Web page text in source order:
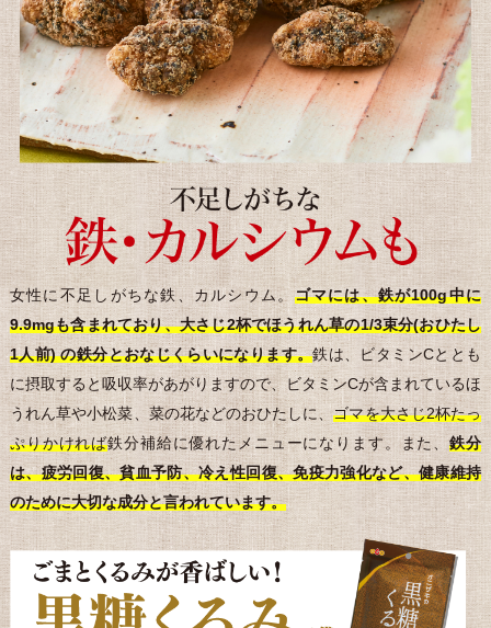
女性に不足しがちな鉄、カルシウム。 ゴマには、鉄が100g中に
9.9mgも含まれており、大さじ2杯でほうれん草の1/3束分(おひたし
1人前) の鉄分とおなじくらいになります。鉄は、ビタミンCととも
に摂取すると吸収率があがりますので、ビタミンCが含まれているほ
うれん草や小松菜、菜の花などのおひたしに、ゴマを大さじ2杯たっ
ぷりかければ鉄分補給に優れたメニューになります。また、鉄分
は、疲労回復、貧血予防、冷え性回復、免疫力強化など、健康維持
のために大切な成分と言われています。